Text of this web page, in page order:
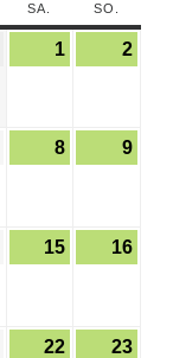
SA. SO.
1 2
8 9
15 16
22 23